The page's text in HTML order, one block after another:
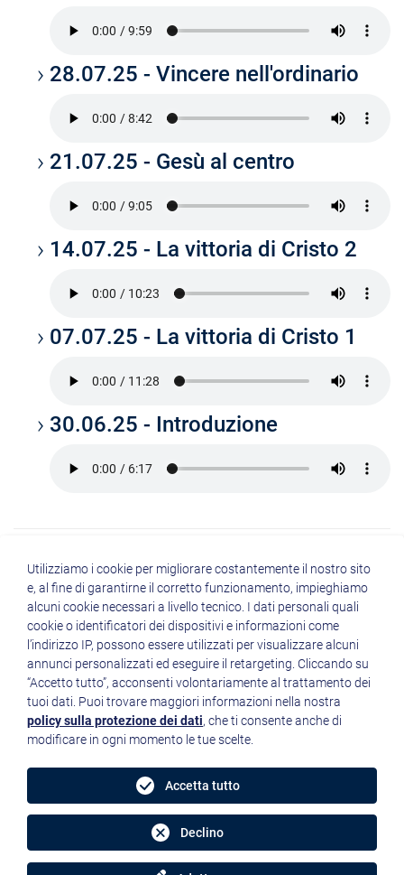
28.07.25 - Vincere nell'ordinario
21.07.25 - Gesù al centro
14.07.25 - La vittoria di Cristo 2
07.07.25 - La vittoria di Cristo 1
30.06.25 - Introduzione
Quicklinks
Radio Sacra Famiglia inBlu
Piazza Duomo 3 - 39100 Bolzano
: 94025580211
Conto Corrente Postale:11277399
IT36L0585611603052573727028
Utilizziamo i cookie per migliorare costantemente il nostro sito
e, al fine di garantirne il corretto funzionamento, impieghiamo
alcuni cookie necessari a livello tecnico. I dati personali quali
cookie o identificatori dei dispositivi e informazioni come
l’indirizzo IP, possono essere utilizzati per visualizzare alcuni
annunci personalizzati ed eseguire il retargeting. Cliccando su
“Accetto tutto”, acconsenti volontariamente al trattamento dei
tuoi dati. Puoi trovare maggiori informazioni nella nostra
policy sulla protezione dei dati, che ti consente anche di
modificare in ogni momento le tue scelte.
Declino
Accetta tutto